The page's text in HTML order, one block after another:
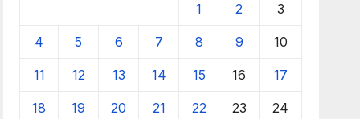
1 2 3
4 5 6 7 8 9 10
11 12 13 14 15 16 17
18 19 20 21 22 23 24